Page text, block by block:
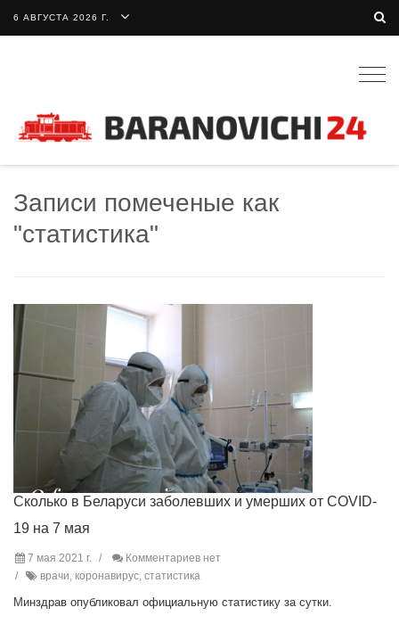
6 АВГУСТА 2026 Г.
Записи помеченые как
"статистика"
Сколько в Беларуси заболевших и умерших от COVID-
19 на 7 мая
7 мая 2021 г.
Комментариев нет
врачи, коронавирус, статистика
Минздрав опубликовал официальную статистику за сутки.